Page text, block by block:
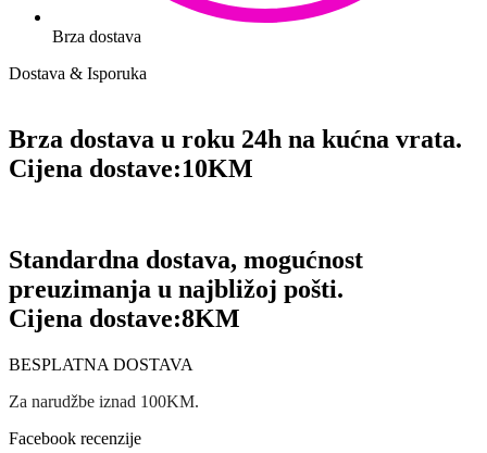
Brza dostava
Dostava & Isporuka
Brza dostava u roku 24h na kućna vrata.
Cijena dostave:10KM
Standardna dostava, mogućnost
preuzimanja u najbližoj pošti.
Cijena dostave:8KM
BESPLATNA DOSTAVA
Za narudžbe iznad 100KM.
Facebook recenzije